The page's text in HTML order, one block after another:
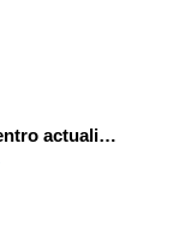
Proyecto Educativo de Centro actualizado 2026